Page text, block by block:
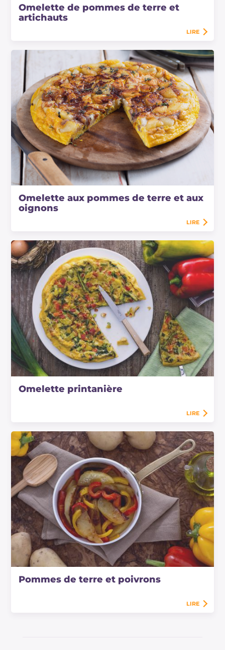
Omelette de pommes de terre et
artichauts
LIRE
Omelette aux pommes de terre et aux
oignons
LIRE
Omelette printanière
LIRE
Pommes de terre et poivrons
LIRE